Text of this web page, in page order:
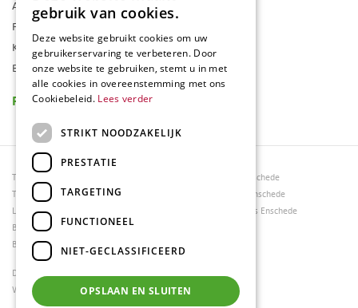
Assortiment
Folder
Klantenkaart
Blog
Reviews
Tuincentrum Borghuis
Tuinmeubels
Loungesets
Bloemen
Barbecues
Tuinmeubels Enschede
Tuinmeubelen Enschede
Woonaccessoires Enschede
Dierenwinkel Enschede
Weber bbq kopen Hengelo
gebruik van cookies.
Deze website gebruikt cookies om uw
gebruikerservaring te verbeteren. Door
onze website te gebruiken, stemt u in met
alle cookies in overeenstemming met ons
Cookiebeleid. Lees verder
STRIKT NOODZAKELIJK
PRESTATIE
TARGETING
FUNCTIONEEL
NIET-GECLASSIFICEERD
OPSLAAN EN SLUITEN